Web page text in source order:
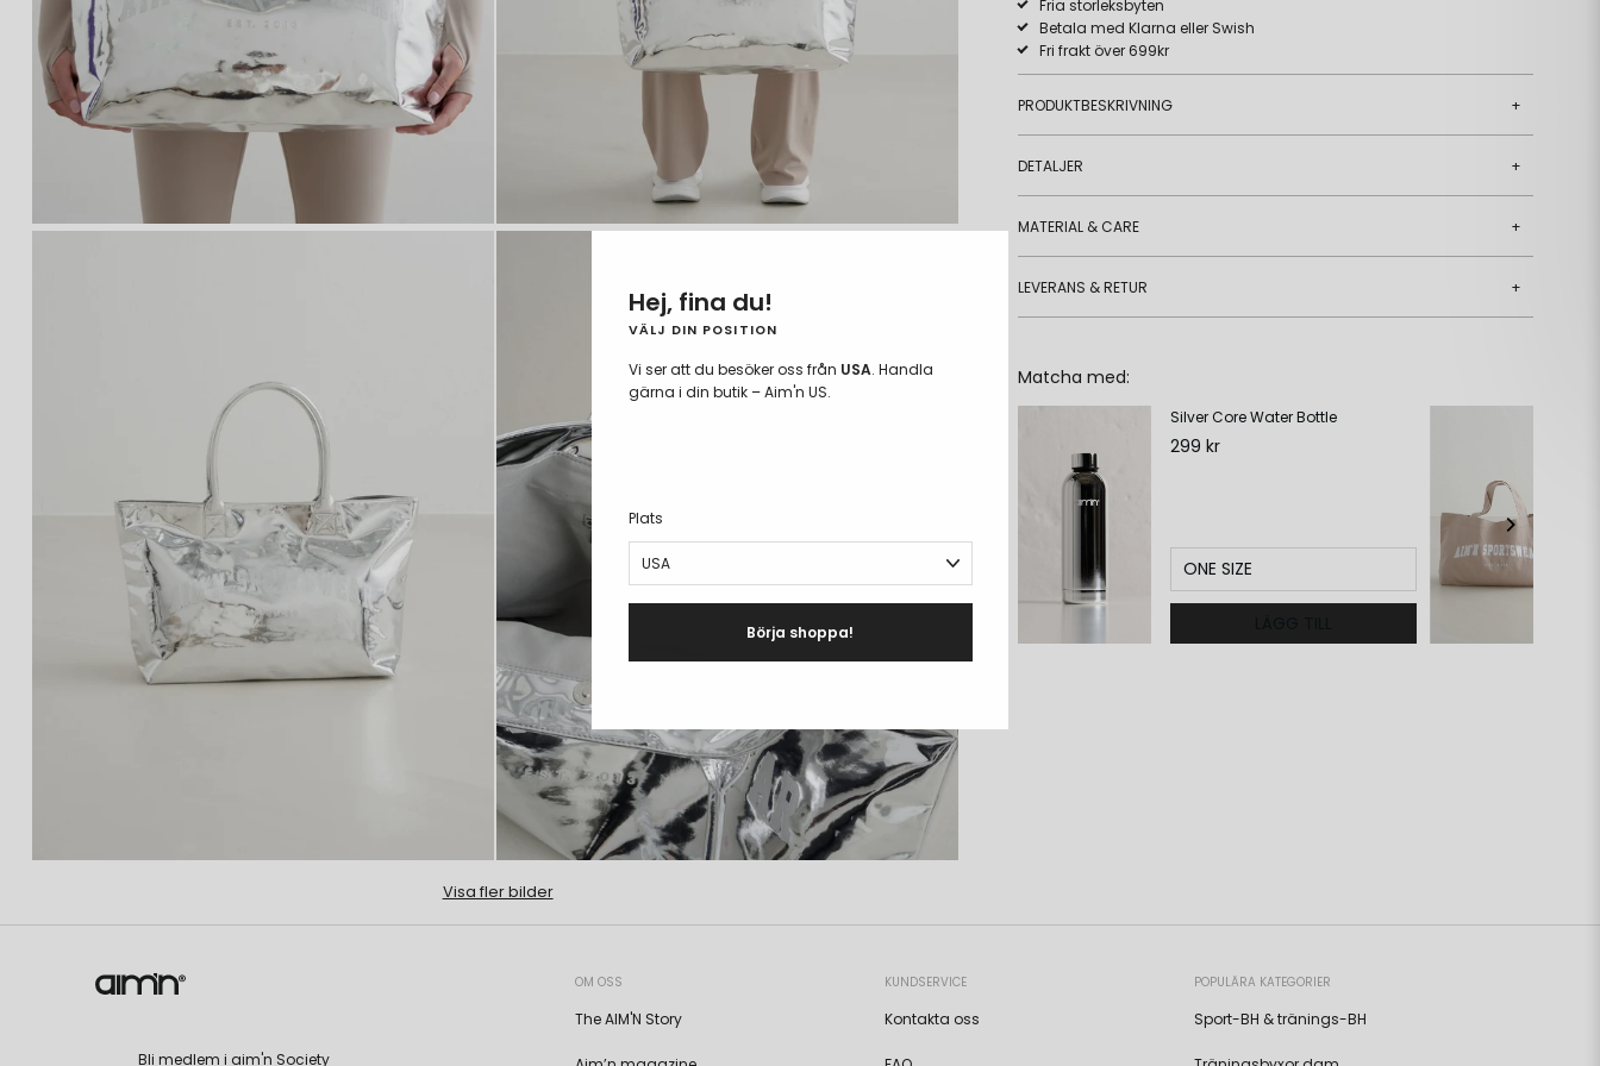
Visa fler bilder
Fria storleksbyten
Betala med Klarna eller Swish
Fri frakt över 699kr
PRODUKTBESKRIVNING +
DETALJER +
MATERIAL & CARE +
LEVERANS & RETUR +
Matcha med:
Silver Core Water Bottle
299 kr
ONE SIZE
Bli medlem i aim'n Society
OM OSS
The AIM'N Story
KUNDSERVICE
Kontakta oss
POPULÄRA KATEGORIER
Sport-BH & tränings-BH
Hej, fina du!
VÄLJ DIN POSITION
Vi ser att du besöker oss från USA. Handla
gärna i din butik – Aim'n US.
Plats
Börja shoppa!